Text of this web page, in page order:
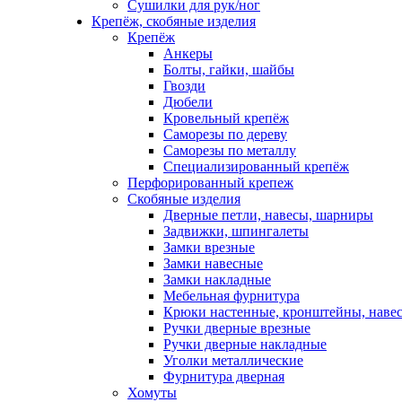
Сушилки для рук/ног
Крепёж, скобяные изделия
Крепёж
Анкеры
Болты, гайки, шайбы
Гвозди
Дюбели
Кровельный крепёж
Саморезы по дереву
Саморезы по металлу
Специализированный крепёж
Перфорированный крепеж
Скобяные изделия
Дверные петли, навесы, шарниры
Задвижки, шпингалеты
Замки врезные
Замки навесные
Замки накладные
Мебельная фурнитура
Крюки настенные, кронштейны,
Ручки дверные врезные
Ручки дверные накладные
Уголки металлические
Фурнитура дверная
Хомуты